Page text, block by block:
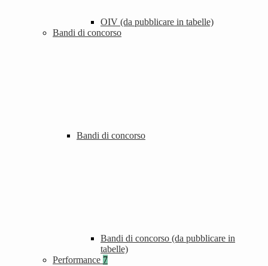
OIV (da pubblicare in tabelle)
Bandi di concorso
Bandi di concorso
Bandi di concorso (da pubblicare in
tabelle)
Performance 7